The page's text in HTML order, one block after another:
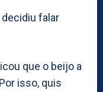
decidiu falar
que o beijo a
isso, quis